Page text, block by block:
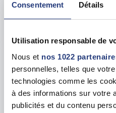
Consentement Détails
Utilisation responsable de
Nous et nos 1022
personnelles, telles que
technologies comme les
à des informations sur votre
publicités et du contenu
24 Rue Louis Blanc,
75 - Paris
121.00 €
En forte demande
Adresse